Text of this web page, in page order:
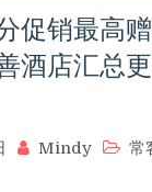
促销最高
酒店汇总
Mindy 常